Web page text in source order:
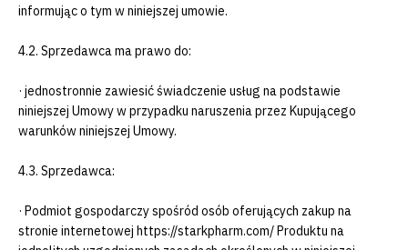
informując o tym w niniejszej umowie.
4.2. Sprzedawca ma prawo do:
· jednostronnie zawiesić świadczenie usług na podstawie
niniejszej Umowy w przypadku naruszenia przez Kupującego
warunków niniejszej Umowy.
4.3. Sprzedawca:
· Podmiot gospodarczy spośród osób oferujących zakup na
stronie internetowej https://starkpharm.com/ Produktu na